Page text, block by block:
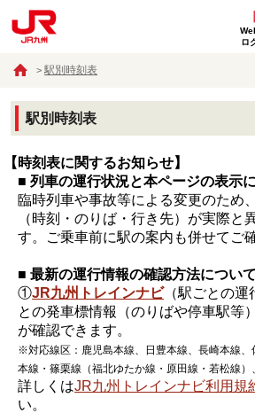
ロ
駅別時刻表
駅別時刻表
【時刻表に関するお知らせ】
■ 列車の運行状況と本ページの表示
臨時列車や事故等による変更のため
（時刻・のりば・行き先）が実際と
す。ご乗車前に駅の案内も併せてご
■ 最新の運行情報の確認方法について
①JR九州トレインナビ（駅ごとの運
との発車標情報（のりばや停車駅等
が確認できます。
※対応線区：鹿児島本線、日豊本線、長崎本線、
本線・篠栗線（福北ゆたか線・原田線・若松線）
詳しくはJR九州トレインナビ利用規
い。